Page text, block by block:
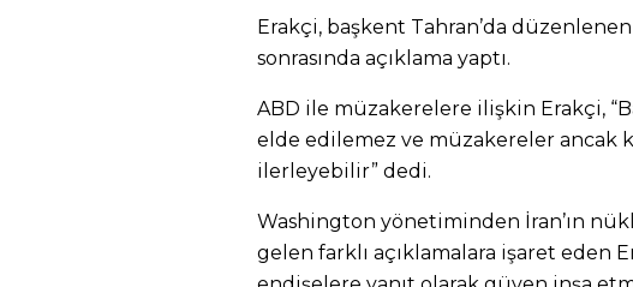
Erakçi, başkent Tahran’da
sonrasında açıklama yaptı.
ABD ile müzakerelere ilişkin Erakçi,
elde edilemez ve müzakereler ancak
ilerleyebilir” dedi.
Washington yönetiminden İran’ın
gelen farklı açıklamalara işaret eden